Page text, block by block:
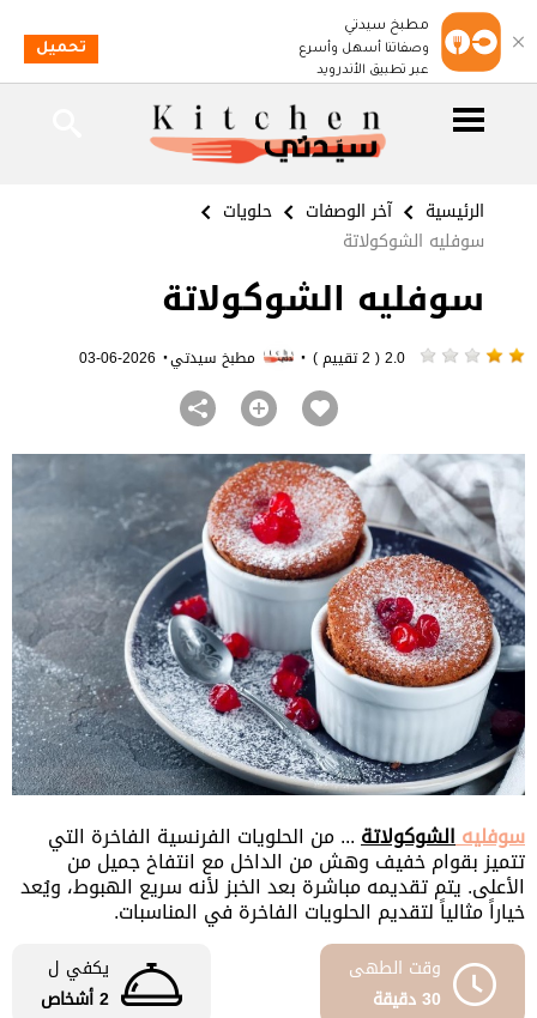
الرئيسية آخر الوصفات
حلويات
سوفليه الشوكولاتة
سوفليه الشوكولاتة
· مطبخ سيدتي·
2026-06-03
سوفليهالشوكولاتة... من الحلويات الفرنسية الفاخرة التي
تتميز بقوام خفيف وهش من الداخل مع انتفاخ جميل من
الأعلى. يتم تقديمه مباشرة بعد الخبز لأنه سريع الهبوط، ويُعد
خياراً مثالياً لتقديم الحلويات الفاخرة في المناسبات.
وقت الطهى
30 دقيقة
يكفي ل
2 أشخاص
مطبخ سيدتي
وصفاتنا أسهل وأسرع
عبر تطبيق الأندرويد
تحميل